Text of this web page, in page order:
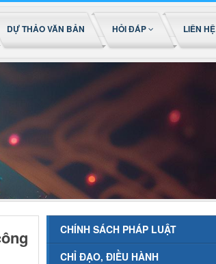
DỰ THẢO VĂN BẢN HỎI ĐÁP LIÊN HỆ
CHÍNH SÁCH PHÁP LUẬT
CHỈ ĐẠO, ĐIỀU HÀNH